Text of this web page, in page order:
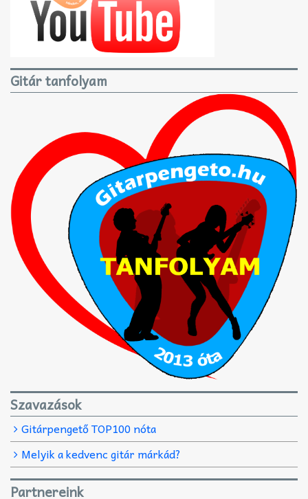
Gitár tanfolyam
Szavazások
Gitárpengető TOP100 nóta
Melyik a kedvenc gitár márkád?
Partnereink